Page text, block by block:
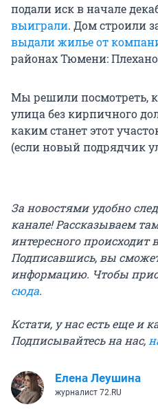
подали иск в начале
выиграли. Дом строили
выдали жилье от
районах Тюмени:
Мы решили посмотреть,
улица без кирпичного
каким станет этот
(если новый подрядчик
За новостями удобно
канале! Рассказываем
интересного происходит
Подписавшись, вы
информацию. Чтобы
сюда.
Кстати, у нас есть еще и
Подписывайтесь на нас,
Елена Леушина
журналист 72.RU